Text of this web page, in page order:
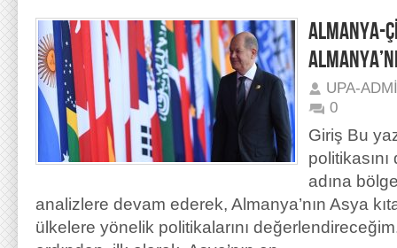
ALMANYA-
UPA-
0
Giriş Bu
adına
analizlere devam ederek, Almanya’nın Asya
ülkelere yönelik politikalarını